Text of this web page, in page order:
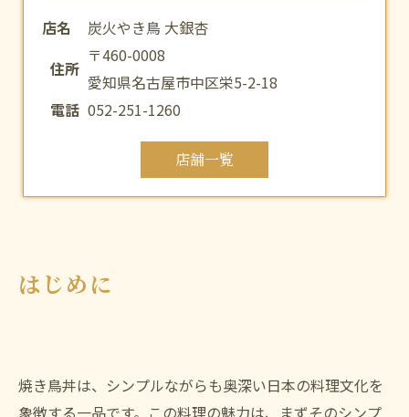
店名
炭火やき鳥 大銀杏
住所
〒460-0008
愛知県名古屋市中区栄5-2-18
電話 052-251-1260
店舗一覧
はじめに
焼き鳥丼は、シンプルながらも奥深い日本の料理文化を
象徴する一品です。この料理の魅力は、まずそのシンプ